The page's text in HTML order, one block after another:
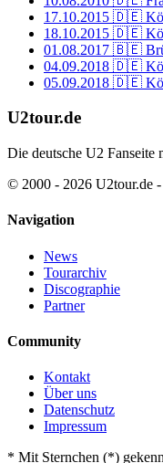
17.10.2015 🇩🇪
18.10.2015 🇩🇪
01.08.2017 🇧🇪
04.09.2018 🇩🇪
05.09.2018 🇩🇪
U2tour.de
Die deutsche U2 Fanseite
© 2000 - 2026 U2tour.de
Navigation
News
Tourarchiv
Discographie
Partner
Community
Kontakt
Über uns
Datenschutz
Impressum
* Mit Sternchen (*)